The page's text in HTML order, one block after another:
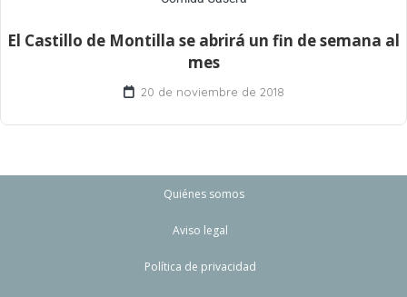
El Castillo de Montilla se abrirá un fin de semana al
mes
20 de noviembre de 2018
Quiénes somos
Aviso legal
Política de privacidad